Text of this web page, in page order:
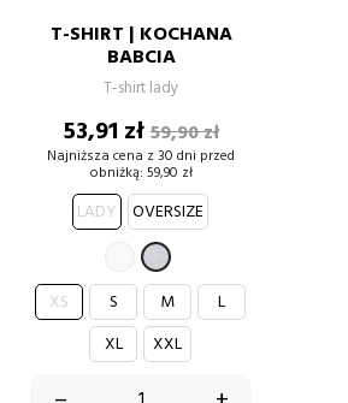
T-SHIRT | KOCHANA
BABCIA
T-shirt lady
Cena
53,91 złCena
podstawowa
59,90 zł
Najniższa cena z 30 dni przed
obniżką: 59,90 zł
LADY
OVERSIZE
BIAŁYSZARY
XS
S M
L
XL
XXL